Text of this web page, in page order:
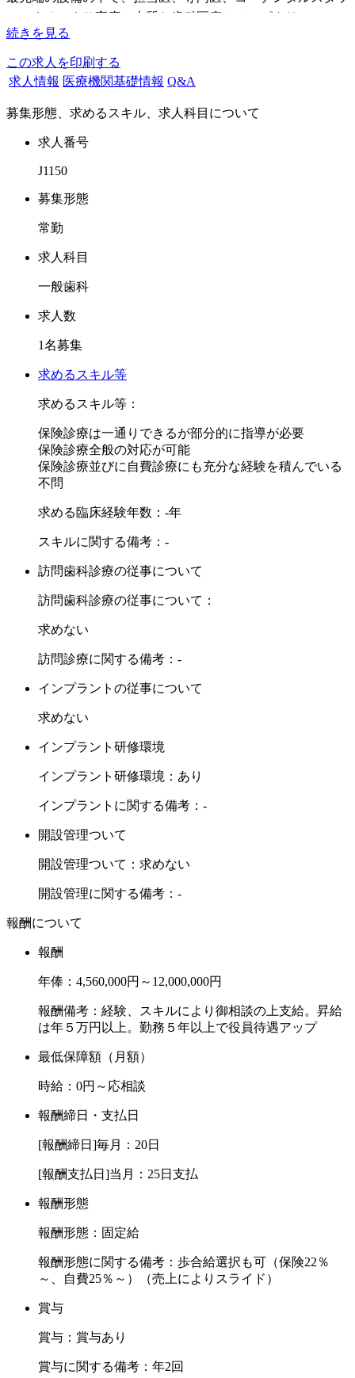
フによる より高度で上質な歯科医療とホスピタリティのご
提供
患者様のニーズにお応えできる医院を目指しております。
が 主訴、治療経過、薬の履歴、アレルギー等の管理、治療
の御希望を伺い、歯科医師と相談し管理するシステムを取っ
歯科医師の専門性、得意分野をより研究、習得し技術を伸ば
きる環境造りに努めておりますので、向上心をもってご勤務
頂けるドクターには講習会費の補助も行っております。
CTを用いた安心安全なインプラントも行っておりますの
で、ご希望のドクターにはご指導いたします。
続きを見る
この求人を印刷する
求人情報 医療機関基礎情報 Q&A
募集形態、求めるスキル、求人科目について
求人番号
J1150
募集形態
常勤
求人科目
一般歯科
求人数
1名募集
求めるスキル等
求めるスキル等：
保険診療は一通りできるが部分的に指導が必要
保険診療全般の対応が可能
保険診療並びに自費診療にも充分な経験を積んでいる
不問
求める臨床経験年数：-年
スキルに関する備考：-
訪問歯科診療の従事について
訪問歯科診療の従事について：
求めない
訪問診療に関する備考：-
インプラントの従事について
求めない
インプラント研修環境
インプラント研修環境：あり
インプラントに関する備考：-
開設管理ついて
開設管理ついて：求めない
開設管理に関する備考：-
報酬について
報酬
年俸：4,560,000円～12,000,000円
報酬備考：経験、スキルにより御相談の上支給。昇給
は年５万円以上。勤務５年以上で役員待遇アップ
最低保障額（月額）
時給：0円～応相談
報酬締日・支払日
[報酬締日]毎月：20日
[報酬支払日]当月：25日支払
報酬形態
報酬形態：固定給
報酬形態に関する備考：歩合給選択も可（保険22％
～、自費25％～）（売上によりスライド）
賞与
賞与：賞与あり
賞与に関する備考：年2回